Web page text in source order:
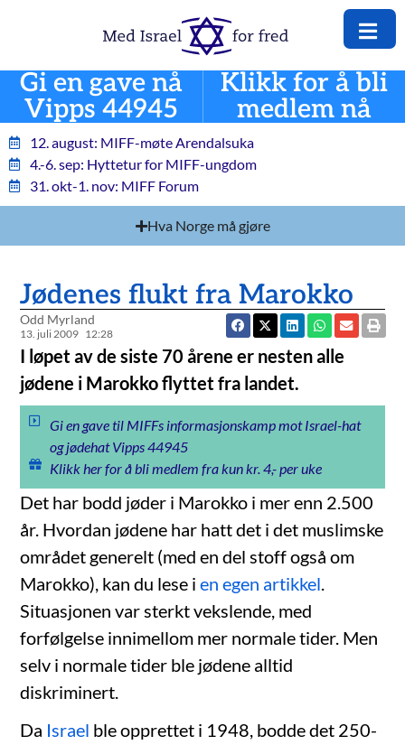
Gi en gave nå
Vipps 44945
Klikk for å bli
medlem nå
12. august: MIFF-møte Arendalsuka
4.-6. sep: Hyttetur for MIFF-ungdom
31. okt-1. nov: MIFF Forum
Hva Norge må gjøre
Jødenes flukt fra Marokko
Odd Myrland
13. juli 2009 12:28
I løpet av de siste 70 årene er nesten alle
jødene i Marokko flyttet fra landet.
Gi en gave til MIFFs informasjonskamp mot Israel-hat
og jødehat Vipps 44945
Klikk her for å bli medlem fra kun kr. 4,- per uke
Det har bodd jøder i Marokko i mer enn 2.500
år. Hvordan jødene har hatt det i det muslimske
området generelt (med en del stoff også om
Marokko), kan du lese ien egen artikkel.
Situasjonen var sterkt vekslende, med
forfølgelse innimellom mer normale tider. Men
selv i normale tider ble jødene alltid
diskriminert.
Da Israel ble opprettet i 1948, bodde det 250-